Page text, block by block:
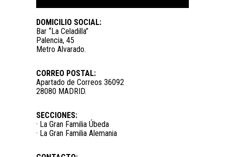
DOMICILIO SOCIAL:
Bar “La Celadilla”
Palencia, 45
Metro Alvarado.
CORREO POSTAL:
Apartado de Correos 36092
28080 MADRID.
SECCIONES:
· La Gran Familia Úbeda
· La Gran Familia Alemania